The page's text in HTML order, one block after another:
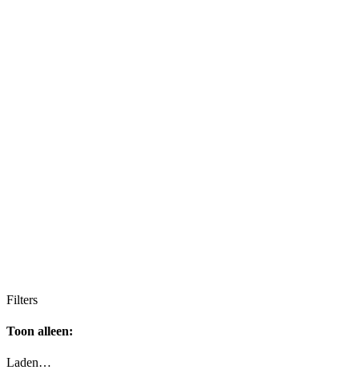
Filters
Toon alleen:
Laden…